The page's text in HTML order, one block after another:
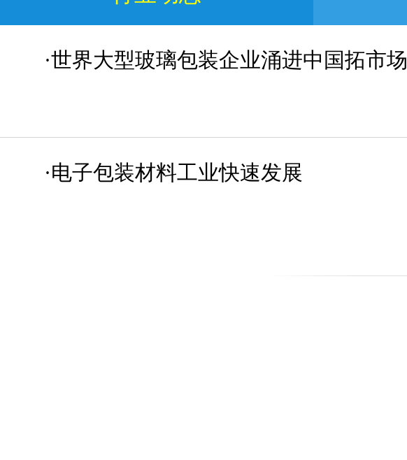
·世界大型玻璃包装企业涌进中国拓市场
·电子包装材料工业快速发展